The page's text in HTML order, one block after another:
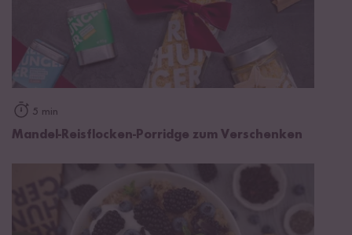
5 min
Mandel-Reisflocken-Porridge zum Verschenken